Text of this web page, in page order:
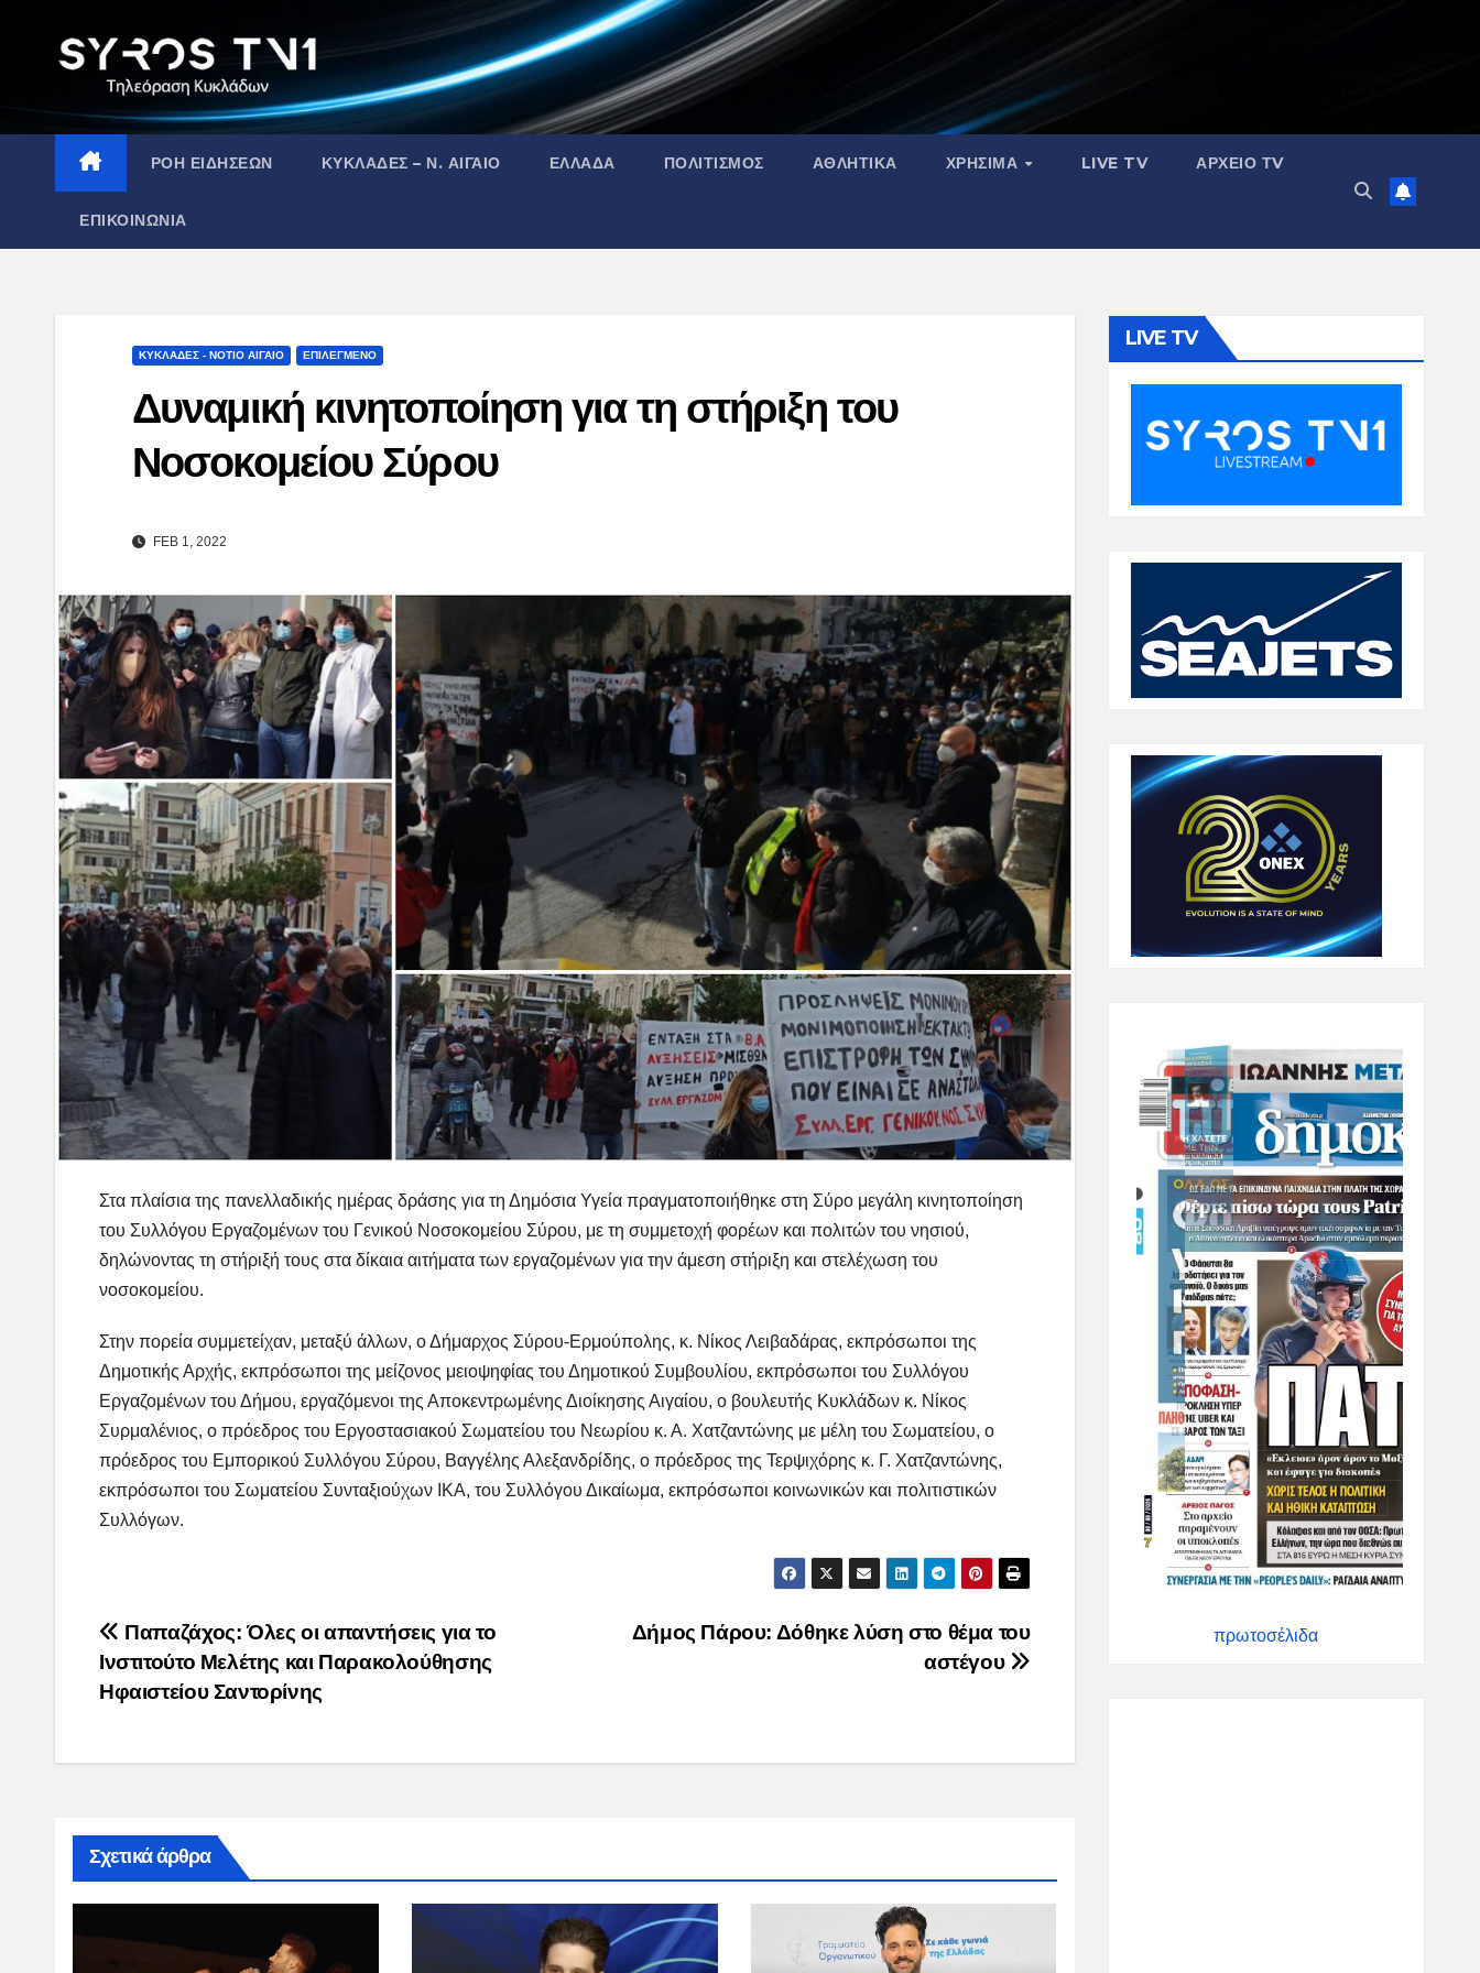
ΡΟΗ ΕΙΔΗΣΕΩΝ ΚΥΚΛΑΔΕΣ – Ν. ΑΙΓΑΙΟ ΕΛΛΑΔΑ ΠΟΛΙΤΙΣΜΟΣ ΑΘΛΗΤΙΚΑ ΧΡΗΣΙΜΑ LIVE TV ΑΡΧΕΙΟ ΤV
ΕΠΙΚΟΙΝΩΝΙΑ
ΚΥΚΛΑΔΕΣ - ΝΟΤΙΟ ΑΙΓΑΙΟ ΕΠΙΛΕΓΜΕΝΟ
Δυναμική κινητοποίηση για τη στήριξη του
Νοσοκομείου Σύρου
FEB 1, 2022
Στα πλαίσια της πανελλαδικής ημέρας δράσης για τη Δημόσια Υγεία πραγματοποιήθηκε στη Σύρο μεγάλη κινητοποίηση
του Συλλόγου Εργαζομένων του Γενικού Νοσοκομείου Σύρου, με τη συμμετοχή φορέων και πολιτών του νησιού,
δηλώνοντας τη στήριξή τους στα δίκαια αιτήματα των εργαζομένων για την άμεση στήριξη και στελέχωση του
νοσοκομείου.
Στην πορεία συμμετείχαν, μεταξύ άλλων, ο Δήμαρχος Σύρου-Ερμούπολης, κ. Νίκος Λειβαδάρας, εκπρόσωποι της
Δημοτικής Αρχής, εκπρόσωποι της μείζονος μειοψηφίας του Δημοτικού Συμβουλίου, εκπρόσωποι του Συλλόγου
Εργαζομένων του Δήμου, εργαζόμενοι της Αποκεντρωμένης Διοίκησης Αιγαίου, ο βουλευτής Κυκλάδων κ. Νίκος
Συρμαλένιος, ο πρόεδρος του Εργοστασιακού Σωματείου του Νεωρίου κ. Α. Χατζαντώνης με μέλη του Σωματείου, ο
πρόεδρος του Εμπορικού Συλλόγου Σύρου, Βαγγέλης Αλεξανδρίδης, ο πρόεδρος της Τερψιχόρης κ. Γ. Χατζαντώνης,
εκπρόσωποι του Σωματείου Συνταξιούχων ΙΚΑ, του Συλλόγου Δικαίωμα, εκπρόσωποι κοινωνικών και πολιτιστικών
Συλλόγων.
Post
navigation
Δήμος Πάρου: Δόθηκε λύση στο θέμα του
αστέγου
Παπαζάχος: Όλες οι απαντήσεις για το
Ινστιτούτο Μελέτης και Παρακολούθησης
Ηφαιστείου Σαντορίνης
Σχετικά άρθρα
LIVE TV
πρωτοσέλιδα